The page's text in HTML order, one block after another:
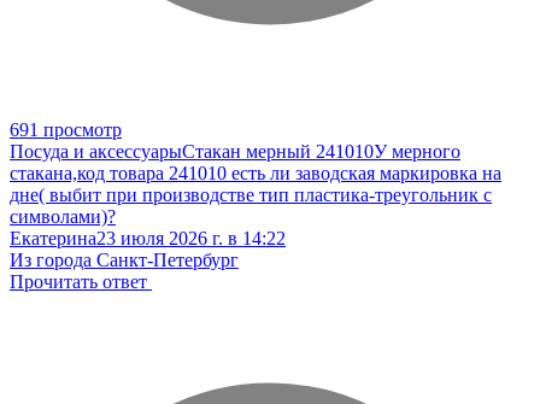
691 просмотр
Посуда и аксессуарыСтакан мерный 241010У мерного
стакана,код товара 241010 есть ли заводская маркировка на
дне( выбит при производстве тип пластика-треугольник с
символами)?
Екатерина23 июля 2026 г. в 14:22
Из города Санкт-Петербург
Прочитать ответ